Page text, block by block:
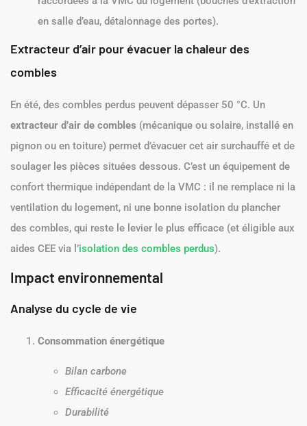
en salle d’eau, détalonnage des portes).
Extracteur d’air pour évacuer la chaleur des
combles
En été, des combles perdus peuvent dépasser 50 °C. Un
extracteur d’air de combles (mécanique ou solaire, installé en
pignon ou en toiture) permet d’évacuer cet air surchauffé et de
soulager les pièces situées dessous. C’est un équipement de
confort thermique indépendant de la VMC : il ne remplace ni la
ventilation du logement, ni une bonne isolation du plancher
des combles, qui reste le levier le plus efficace (et éligible aux
aides CEE via l’isolation des combles perdus).
Impact environnemental
Analyse du cycle de vie
Consommation énergétique
Bilan carbone
Efficacité énergétique
Durabilité